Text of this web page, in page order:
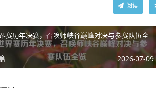
阅读
赛历年决赛，召唤师峡谷巅峰对决与参赛队伍全
2026-07-09